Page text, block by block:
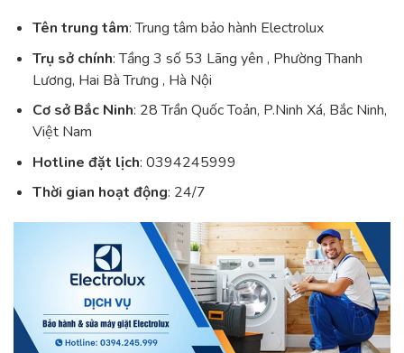
Tên trung tâm: Trung tâm bảo hành Electrolux
Trụ sở chính: Tầng 3 số 53 Lãng yên , Phường Thanh
Lương, Hai Bà Trưng , Hà Nội
Cơ sở Bắc Ninh: 28 Trần Quốc Toản, P.Ninh Xá, Bắc Ninh,
Việt Nam
Hotline đặt lịch: 0394245999
Thời gian hoạt động: 24/7